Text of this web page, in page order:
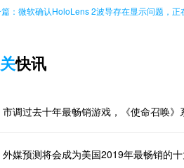
：微软确认HoloLens 2波导存在显示问题，正
快讯
市调过去十年最畅销游戏，《使命召唤
外媒预测将会成为美国2019年最畅销的